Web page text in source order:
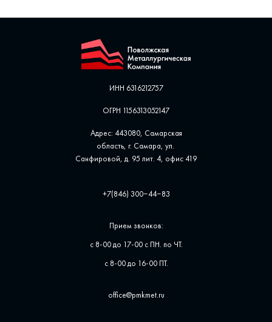
ИНН 6316212757
ОГРН 1156313052147
Адрес: 443080, Самарская
область, г. Самара, ул. ​
Санфировой, д. 95 лит. 4, офис ​419
+7(846) 300‒44‒83
Прием звонков:
с 8-00 до 17-00 с ПН. по ЧТ.
с 8-00 до 16-00 ПТ.
office@pmkmet.ru